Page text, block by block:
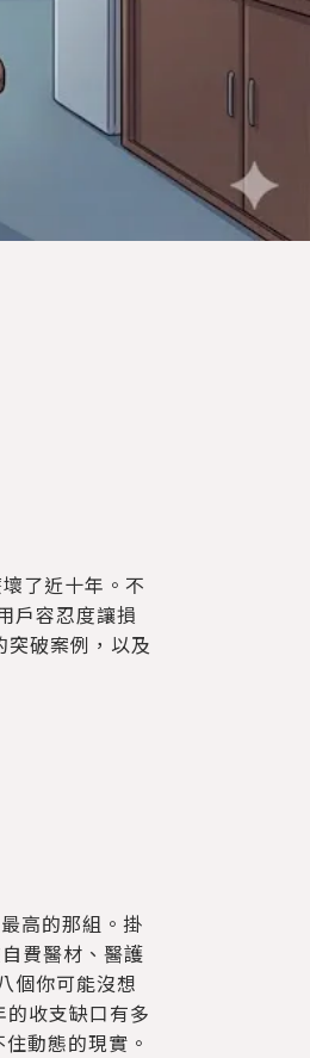
了近十年。不
戶容忍度讓損
破案例，以及
高的那組。掛
費醫材、醫護
個你可能沒想
收支缺口有多
動態的現實。